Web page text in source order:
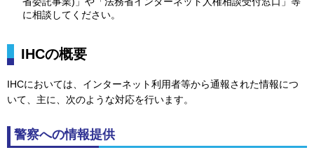
に相談してください。
IHCの概要
IHCにおいては、インターネット利用者等から通報された情報につ
いて、主に、次のような対応を行います。
警察への情報提供